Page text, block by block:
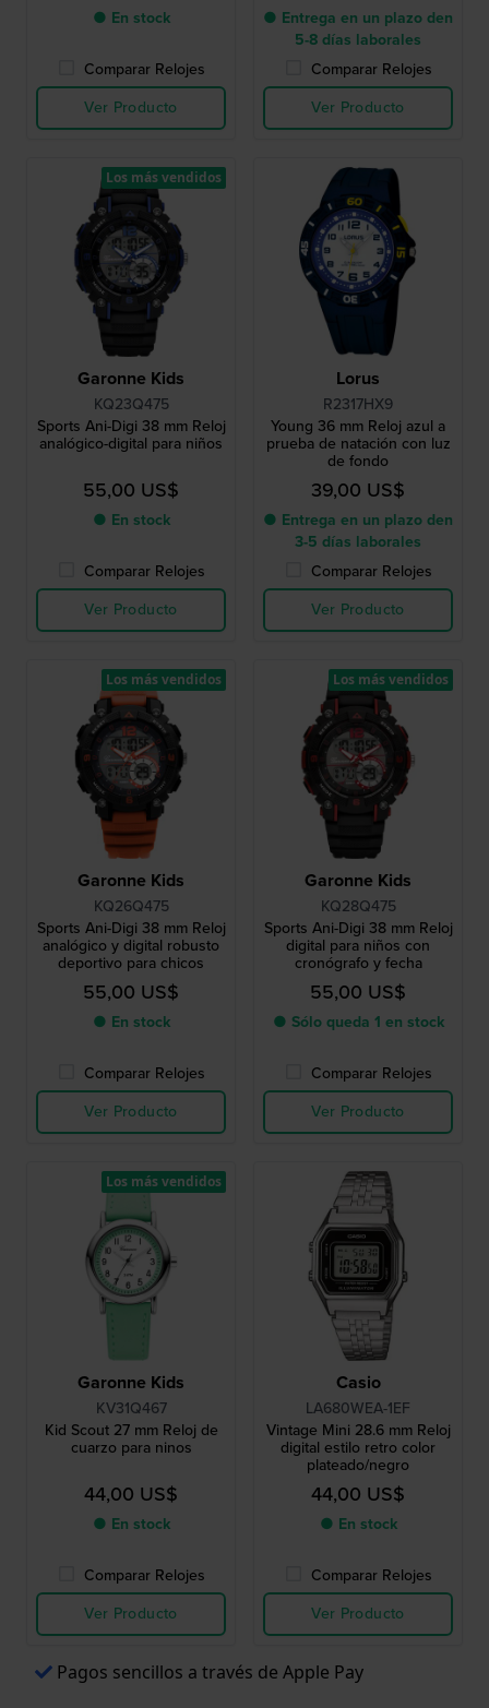
● En stock
Comparar Relojes
Ver Producto
● Entrega en un plazo den
5-8 días laborales
Comparar Relojes
Ver Producto
Garonne Kids
KQ23Q475
Sports Ani-Digi 38 mm Reloj
analógico-digital para niños
55,00 US$
● En stock
Comparar Relojes
Ver Producto
Los más vendidos
Lorus
R2317HX9
Young 36 mm Reloj azul a
prueba de natación con luz
de fondo
39,00 US$
● Entrega en un plazo den
3-5 días laborales
Comparar Relojes
Ver Producto
Garonne Kids
KQ26Q475
Sports Ani-Digi 38 mm Reloj
analógico y digital robusto
deportivo para chicos
55,00 US$
● En stock
Comparar Relojes
Ver Producto
Los más vendidos
Garonne Kids
KQ28Q475
Sports Ani-Digi 38 mm Reloj
digital para niños con
cronógrafo y fecha
55,00 US$
● Sólo queda 1 en stock
Comparar Relojes
Ver Producto
Los más vendidos
Garonne Kids
KV31Q467
Kid Scout 27 mm Reloj de
cuarzo para ninos
44,00 US$
● En stock
Comparar Relojes
Ver Producto
Los más vendidos
Casio
LA680WEA-1EF
Vintage Mini 28.6 mm Reloj
digital estilo retro color
plateado/negro
44,00 US$
● En stock
Comparar Relojes
Ver Producto
Pagos sencillos a través de Apple Pay